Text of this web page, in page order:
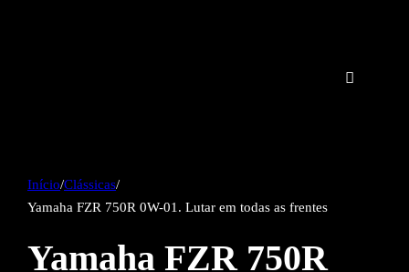
Início/Clássicas/
Yamaha FZR 750R 0W-01. Lutar em todas as frentes
Yamaha FZR 750R